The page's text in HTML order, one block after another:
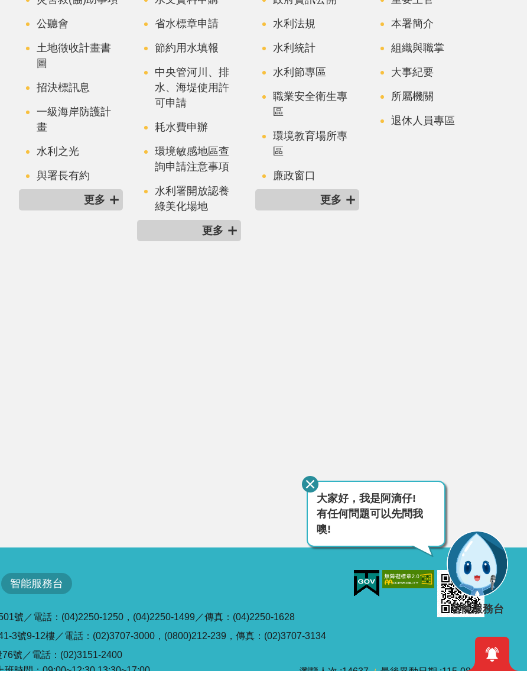
公聽會
土地徵收計畫書
圖
招決標訊息
一級海岸防護計
畫
水利之光
與署長有約
更多
省水標章申請
節約用水填報
中央管河川、排
水、海堤使用許
可申請
耗水費申辦
環境敏感地區查
詢申請注意事項
水利署開放認養
綠美化場地
更多
水利法規
水利統計
水利節專區
職業安全衛生專
區
環境教育場所專
區
廉政窗口
更多
本署簡介
組織與職掌
大事紀要
所屬機關
退休人員專區
智能服務台
號／電話：(04)2250-1250，(04)2250-1499／傳真：(04)2250-1628
3號9-12樓／電話：(02)3707-3000，(0800)212-239，傳真：(02)3707-3134
號／電話：(02)3151-2400
時間：09:00~12:30,13:30~17:00
瀏覽人次 14637 最後異動日期 115-08-07
大家好，我是阿滴仔!
有任何問題可以先問我
噢!
智能服務台